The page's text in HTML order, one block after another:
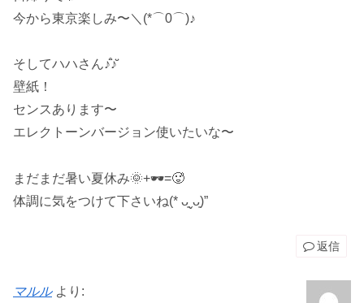
今から東京楽しみ〜＼(*⌒0⌒)♪
そしてハハさん♪̊̈♪̆̈
壁紙！
センスあります〜
エレクトーンバージョン使いたいな〜
まだまだ暑い夏休み🌞+🕶=🥵
体調に気をつけて下さいね(* ᴗ͈ˬᴗ͈)”
返信
マルル より: